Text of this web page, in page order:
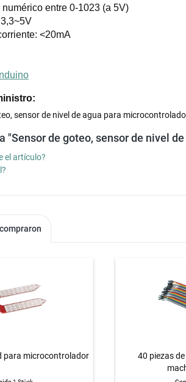
entre 0-1023 (a 5V)
<20mA
sensor de nivel de agua para
"Sensor de goteo, sensor de nivel
el artículo?
para microcontrolador
40 piezas